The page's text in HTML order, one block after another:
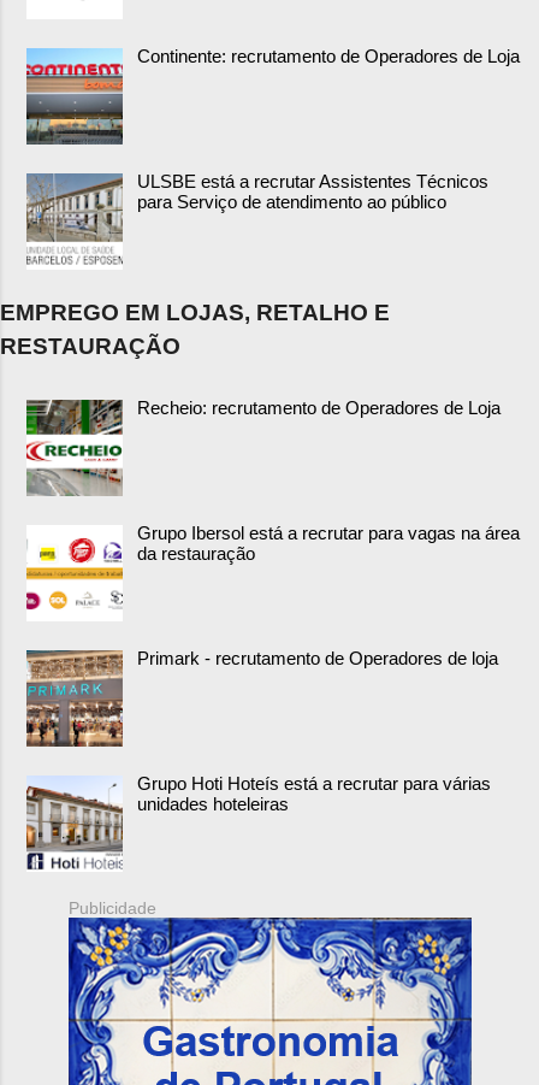
Continente: recrutamento de Operadores de Loja
ULSBE está a recrutar Assistentes Técnicos
para Serviço de atendimento ao público
EMPREGO EM LOJAS, RETALHO E
RESTAURAÇÃO
Recheio: recrutamento de Operadores de Loja
Grupo Ibersol está a recrutar para vagas na área
da restauração
Primark - recrutamento de Operadores de loja
Grupo Hoti Hoteís está a recrutar para várias
unidades hoteleiras
Publicidade